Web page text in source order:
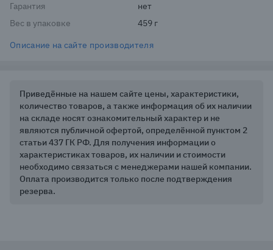
Гарантия
нет
Вес в упаковке
459 г
Описание на сайте производителя
Приведённые на нашем сайте цены, характеристики,
количество товаров, а также информация об их наличии
на складе носят ознакомительный характер и не
являются публичной офертой, определённой пунктом 2
статьи 437 ГК РФ. Для получения информации о
характеристиках товаров, их наличии и стоимости
необходимо связаться с менеджерами нашей компании.
Оплата производится только после подтверждения
резерва.